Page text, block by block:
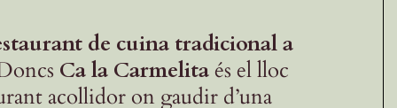
de cuina tradicional a
Ca la Carmelitaés el lloc
acollidor on gaudir d’una